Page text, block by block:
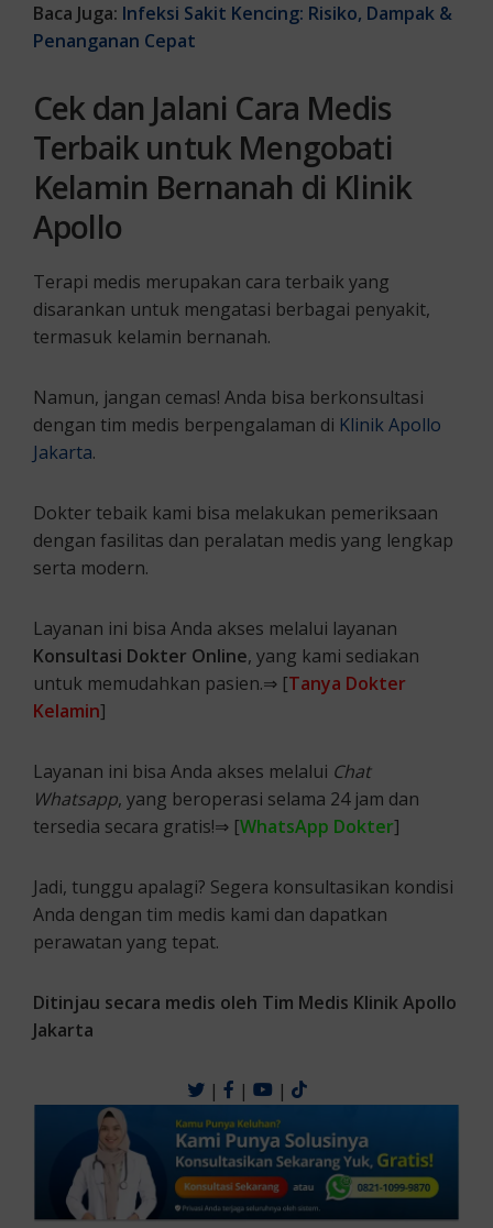
Baca Juga: Infeksi Sakit Kencing: Risiko, Dampak &
Penanganan Cepat
Cek dan Jalani Cara Medis
Terbaik untuk Mengobati
Kelamin Bernanah di Klinik
Apollo
Terapi medis merupakan cara terbaik yang
disarankan untuk mengatasi berbagai penyakit,
termasuk kelamin bernanah.
Namun, jangan cemas! Anda bisa berkonsultasi
dengan tim medis berpengalaman di Klinik Apollo
Jakarta.
Dokter tebaik kami bisa melakukan pemeriksaan
dengan fasilitas dan peralatan medis yang lengkap
serta modern.
Layanan ini bisa Anda akses melalui layanan
Konsultasi Dokter Online, yang kami sediakan
untuk memudahkan pasien.⇒ [Tanya Dokter
Kelamin]
Layanan ini bisa Anda akses melalui Chat
Whatsapp, yang beroperasi selama 24 jam dan
tersedia secara gratis!⇒ [WhatsApp Dokter]
Jadi, tunggu apalagi? Segera konsultasikan kondisi
Anda dengan tim medis kami dan dapatkan
perawatan yang tepat.
Ditinjau secara medis oleh Tim Medis Klinik Apollo
Jakarta
| | |